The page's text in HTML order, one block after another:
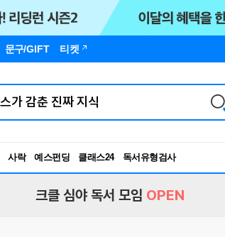
문구/GIFT 티켓
사락 예스펀딩 클래스24
독서유형검사
RBTI Lab
크클 심야 독서 모임 OPEN